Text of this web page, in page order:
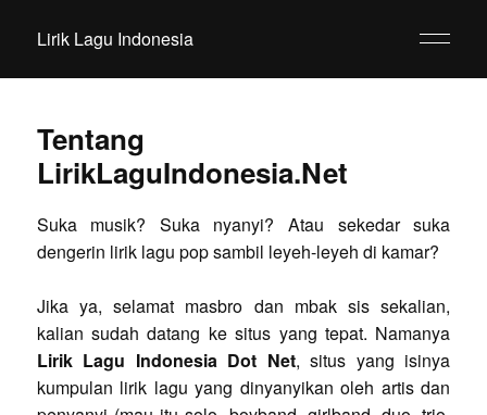
Lirik Lagu Indonesia
Tentang
LirikLaguIndonesia.Net
Suka musik? Suka nyanyi? Atau sekedar suka
dengerin lirik lagu pop sambil leyeh-leyeh di kamar?
Jika ya, selamat masbro dan mbak sis sekalian,
kalian sudah datang ke situs yang tepat. Namanya
Lirik Lagu Indonesia Dot Net, situs yang isinya
kumpulan lirik lagu yang dinyanyikan oleh artis dan